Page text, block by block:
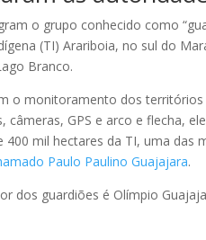
o grupo conhecido como
(TI) Arariboia, no sul do
Branco.
o monitoramento dos
câmeras, GPS e arco e flecha,
400 mil hectares da TI, uma das
Paulo Paulino Guajajara.
dos guardiões é Olímpio